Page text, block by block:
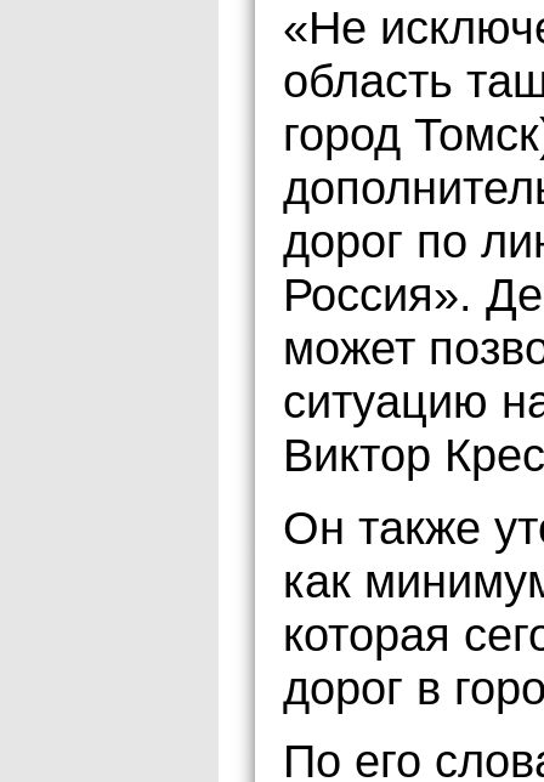
«Не
область
город
дорог по
Россия».
может
ситуацию
Виктор
Он также
как
которая
дорог в
По его